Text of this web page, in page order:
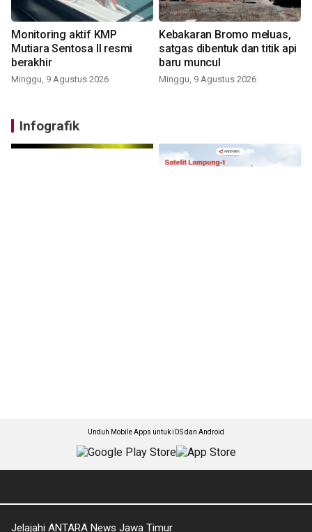
Monitoring aktif KMP
Mutiara Sentosa II resmi
berakhir
Minggu, 9 Agustus 2026
Kebakaran Bromo meluas,
satgas dibentuk dan titik api
baru muncul
Minggu, 9 Agustus 2026
Infografik
Unduh Mobile Apps untuk iOS dan Android
Jelajahi ANTARA News Jawa Timur